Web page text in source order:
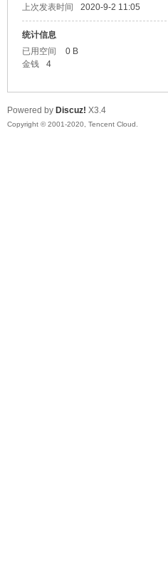
上次发表时间
2020-9-2 11:05
统计信息
已用空间
0 B
金钱
4
Powered by Discuz! X3.4
Copyright © 2001-2020, Tencent Cloud.